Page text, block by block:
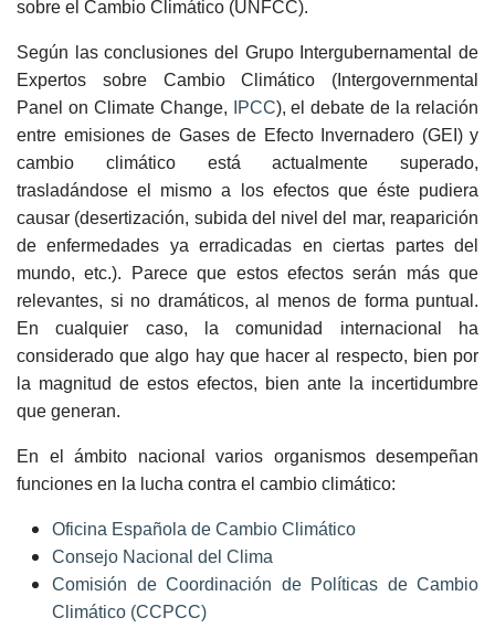
sobre el Cambio Climático (UNFCC).
Según las conclusiones del Grupo Intergubernamental de
Expertos sobre Cambio Climático (Intergovernmental
Panel on Climate Change,
IPCC), el debate de la relación
entre emisiones de Gases de Efecto Invernadero (GEI) y
cambio climático está actualmente superado,
trasladándose el mismo a los efectos que éste pudiera
causar (desertización, subida del nivel del mar, reaparición
de enfermedades ya erradicadas en ciertas partes del
mundo, etc.). Parece que estos efectos serán más que
relevantes, si no dramáticos, al menos de forma puntual.
En cualquier caso, la comunidad internacional ha
considerado que algo hay que hacer al respecto, bien por
la magnitud de estos efectos, bien ante la incertidumbre
que generan.
En el ámbito nacional varios organismos desempeñan
funciones en la lucha contra el cambio climático:
Oficina Española de Cambio Climático
Consejo Nacional del Clima
Comisión de Coordinación de Políticas de Cambio
Climático (CCPCC)